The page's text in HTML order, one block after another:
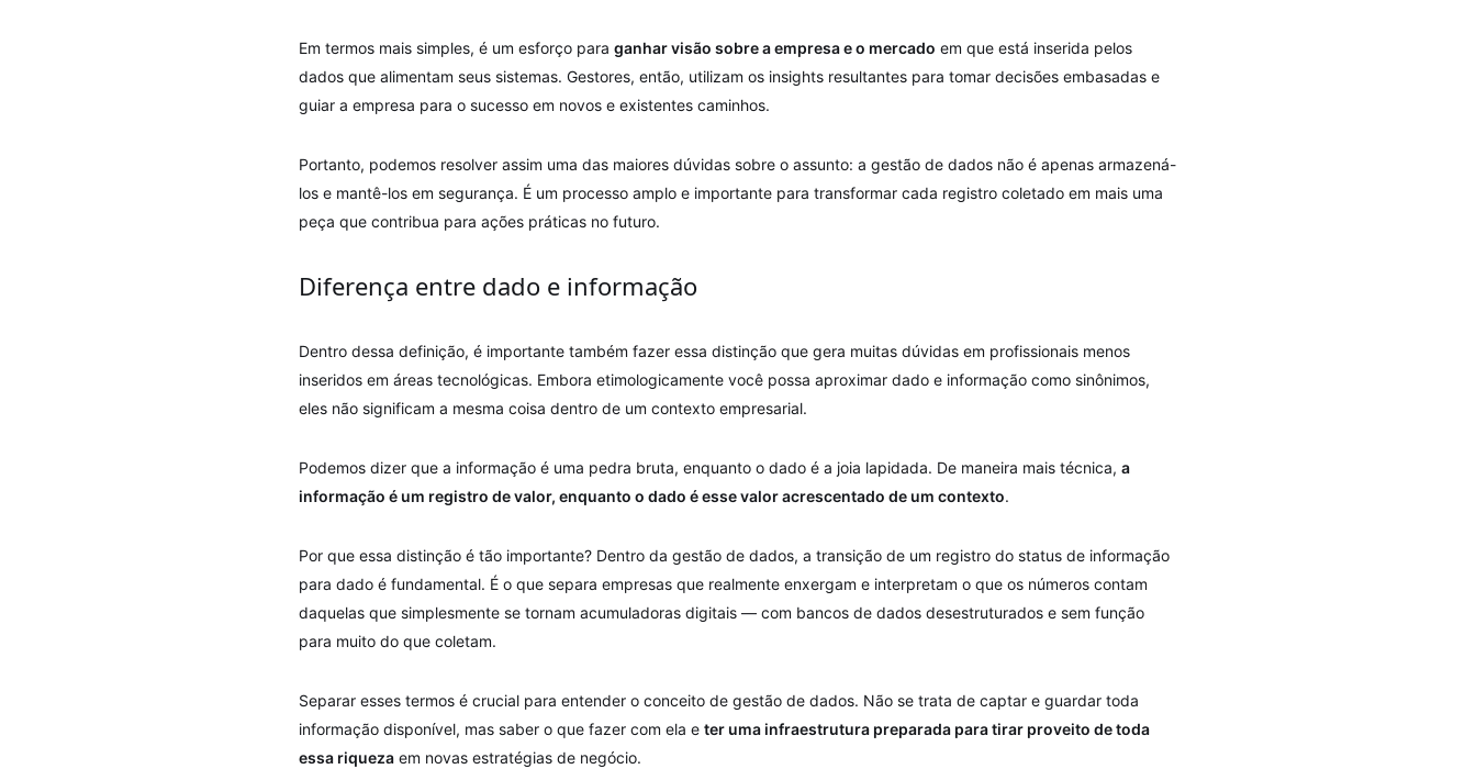
Em termos mais simples, é um esforço para ganhar visão sobre a empresa e o mercado em que está inserida pelos
dados que alimentam seus sistemas. Gestores, então, utilizam os insights resultantes para tomar decisões embasadas e
guiar a empresa para o sucesso em novos e existentes caminhos.
Portanto, podemos resolver assim uma das maiores dúvidas sobre o assunto: a gestão de dados não é apenas armazená-
los e mantê-los em segurança. É um processo amplo e importante para transformar cada registro coletado em mais uma
peça que contribua para ações práticas no futuro.
Diferença entre dado e informação
Dentro dessa definição, é importante também fazer essa distinção que gera muitas dúvidas em profissionais menos
inseridos em áreas tecnológicas. Embora etimologicamente você possa aproximar dado e informação como sinônimos,
eles não significam a mesma coisa dentro de um contexto empresarial.
Podemos dizer que a informação é uma pedra bruta, enquanto o dado é a joia lapidada. De maneira mais técnica, a
informação é um registro de valor, enquanto o dado é esse valor acrescentado de um contexto.
Por que essa distinção é tão importante? Dentro da gestão de dados, a transição de um registro do status de informação
para dado é fundamental. É o que separa empresas que realmente enxergam e interpretam o que os números contam
daquelas que simplesmente se tornam acumuladoras digitais — com bancos de dados desestruturados e sem função
para muito do que coletam.
Separar esses termos é crucial para entender o conceito de gestão de dados. Não se trata de captar e guardar toda
informação disponível, mas saber o que fazer com ela e ter uma infraestrutura preparada para tirar proveito de toda
essa riqueza em novas estratégias de negócio.